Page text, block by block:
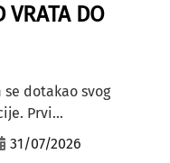
VRATA DO
dotakao svog
Prvi...
31/07/2026